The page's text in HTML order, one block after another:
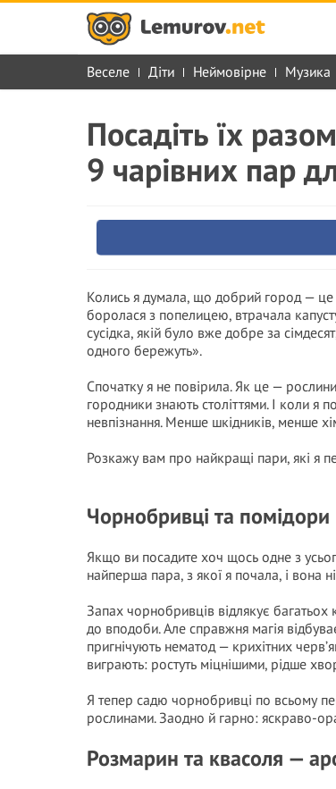
Веселе Діти Неймовірне Музика
Посадіть їх
9 чарівних пар
Колись я думала, що добрий город —
боролася з попелицею, втрачала
сусідка, якій було вже добре за
одного бережуть».
Спочатку я не повірила. Як це —
городники знають століттями. І коли я
невпізнання. Менше шкідників, менше
Розкажу вам про найкращі пари, які я
Чорнобривці та
Якщо ви посадите хоч щось одне з
найперша пара, з якої я почала, і вона
Запах чорнобривців відлякує
до вподоби. Але справжня магія
пригнічують нематод — крихітних
виграють: ростуть міцнішими, рідше
Я тепер садю чорнобривці по всьому
рослинами. Заодно й гарно: яскраво-
Розмарин та квасоля —